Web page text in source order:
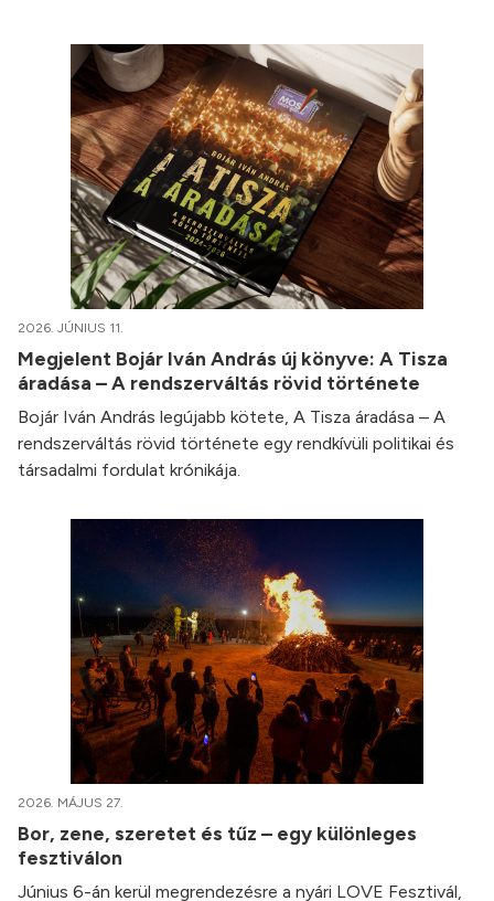
2026. JÚNIUS 11.
Megjelent Bojár Iván András új könyve: A Tisza
áradása – A rendszerváltás rövid története
Bojár Iván András legújabb kötete, A Tisza áradása – A
rendszerváltás rövid története egy rendkívüli politikai és
társadalmi fordulat krónikája.
2026. MÁJUS 27.
Bor, zene, szeretet és tűz – egy különleges
fesztiválon
Június 6-án kerül megrendezésre a nyári LOVE Fesztivál,